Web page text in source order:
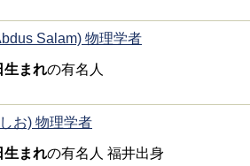
Salam) 物理学者
生まれの有名人
お) 物理学者
生まれの有名人 福井出身